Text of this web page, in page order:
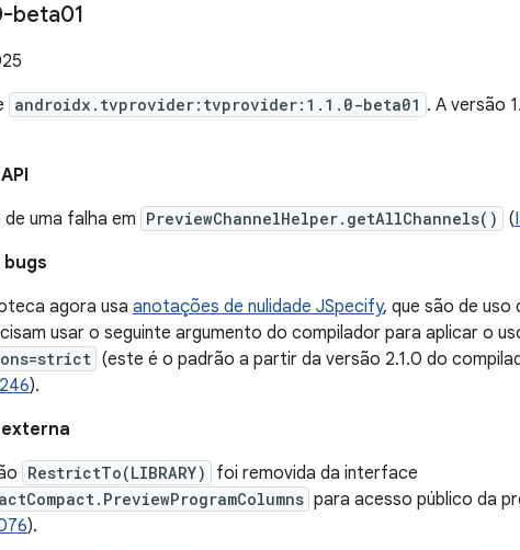
beta01
androidx.tvprovider:tvprovider:1.1.0-beta01 . A versão
uma falha em PreviewChannelHelper.getAllChannels() (
agora usa anotações de nulidade JSpecify, que são de uso
usar o seguinte argumento do compilador para aplicar o
(este é o padrão a partir da versão 2.1.0 do
).
RestrictTo(LIBRARY) foi removida da interface
para acesso público da
).